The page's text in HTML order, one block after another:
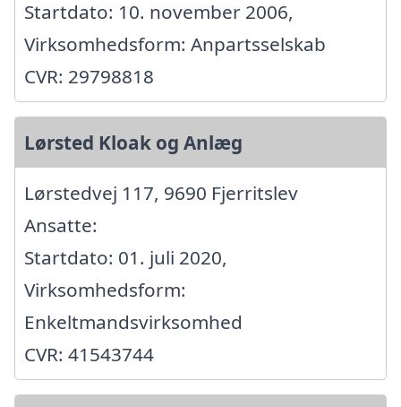
Startdato: 10. november 2006,
Virksomhedsform: Anpartsselskab
CVR: 29798818
Lørsted Kloak og Anlæg
Lørstedvej 117, 9690 Fjerritslev
Ansatte:
Startdato: 01. juli 2020,
Virksomhedsform:
Enkeltmandsvirksomhed
CVR: 41543744